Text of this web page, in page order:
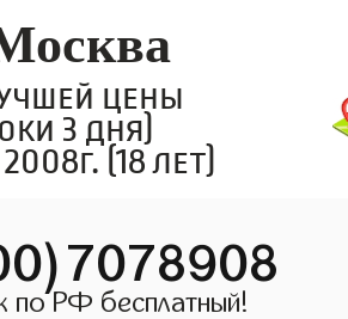
цены
3 дня)
(18 лет)
по РФ бесплатный!